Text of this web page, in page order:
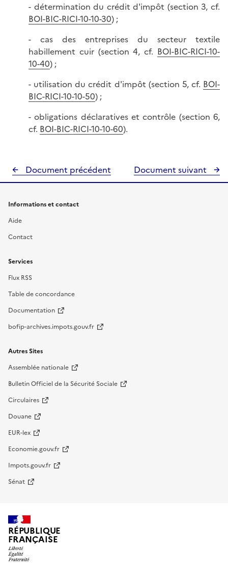
- détermination du crédit d'impôt (section 3, cf.
BOI-BIC-RICI-10-10-30) ;
- cas des entreprises du secteur textile
habillement cuir (section 4, cf. BOI-BIC-RICI-10-
10-40) ;
- utilisation du crédit d'impôt (section 5, cf. BOI-
BIC-RICI-10-10-50) ;
- obligations déclaratives et contrôle (section 6,
cf. BOI-BIC-RICI-10-10-60).
Document précédent Document suivant
Informations et contact
Aide
Contact
Services
Flux RSS
Table de concordance
Documentation
bofip-archives.impots.gouv.fr
Autres Sites
Assemblée nationale
Bulletin Officiel de la Sécurité Sociale
Circulaires
Douane
EUR-lex
Economie.gouv.fr
Impots.gouv.fr
Sénat
RÉPUBLIQUE
FRANÇAISE